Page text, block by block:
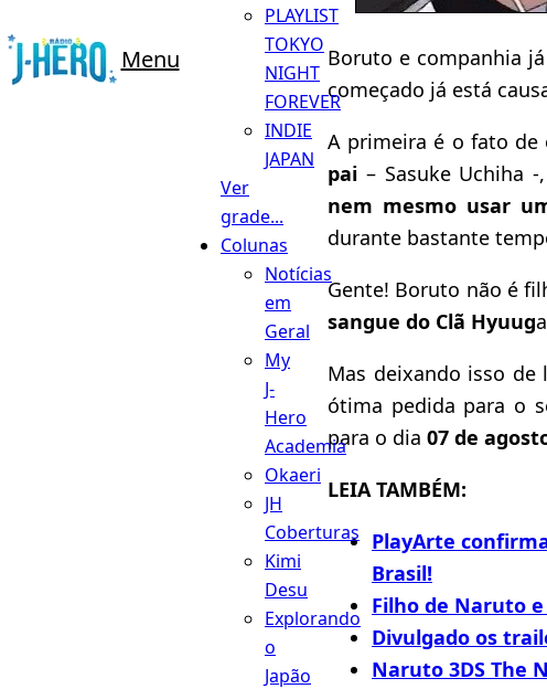
Menu
PLAYLIST
TOKYO
NIGHT
FOREVER
INDIE
JAPAN
Ver
grade...
Colunas
Notícias
em
Geral
My
J-
Hero
Academia
Okaeri
JH
Coberturas
Kimi
Desu
Explorando
o
Japão
Boruto e companhia
começado já está
A primeira é o fato
pai – Sasuke Uchiha -
nem mesmo usar
durante bastante
Gente! Boruto não é
sangue do Clã Hyuug
Mas deixando isso de
ótima pedida para o
para o dia 07 de
LEIA TAMBÉM:
PlayArte
Brasil!
Filho de Naruto
Divulgado os
Naruto 3DS The